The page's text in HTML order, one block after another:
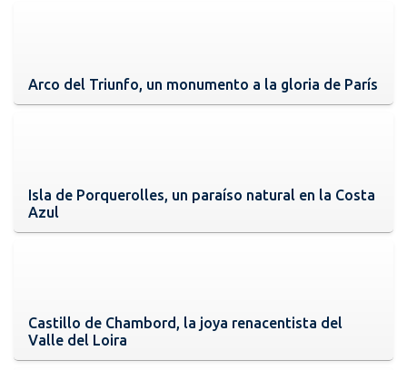
Arco del Triunfo, un monumento a la gloria de París
Isla de Porquerolles, un paraíso natural en la Costa
Azul
Castillo de Chambord, la joya renacentista del
Valle del Loira